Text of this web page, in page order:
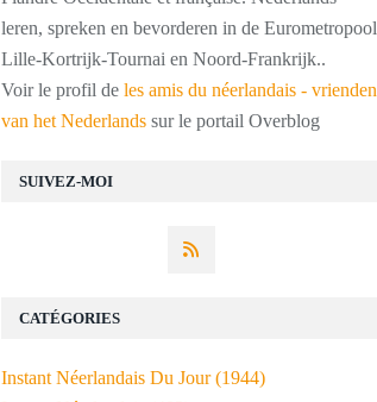
SUIVEZ-MOI
leren, spreken en bevorderen in de Eurometropool
Lille-Kortrijk-Tournai en Noord-Frankrijk..
Voir le profil de les amis du néerlandais - vrienden
van het Nederlands sur le portail Overblog
CATÉGORIES
Instant Néerlandais Du Jour(1944)